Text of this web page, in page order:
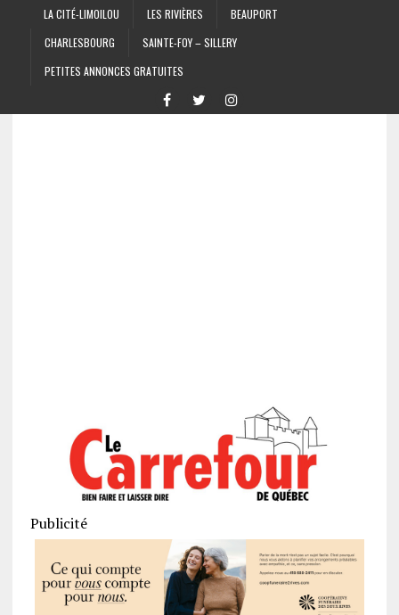
LA CITÉ-LIMOILOU LES RIVIÈRES
BEAUPORT
CHARLESBOURG
SAINTE-FOY – SILLERY
PETITES ANNONCES GRATUITES
Publicité